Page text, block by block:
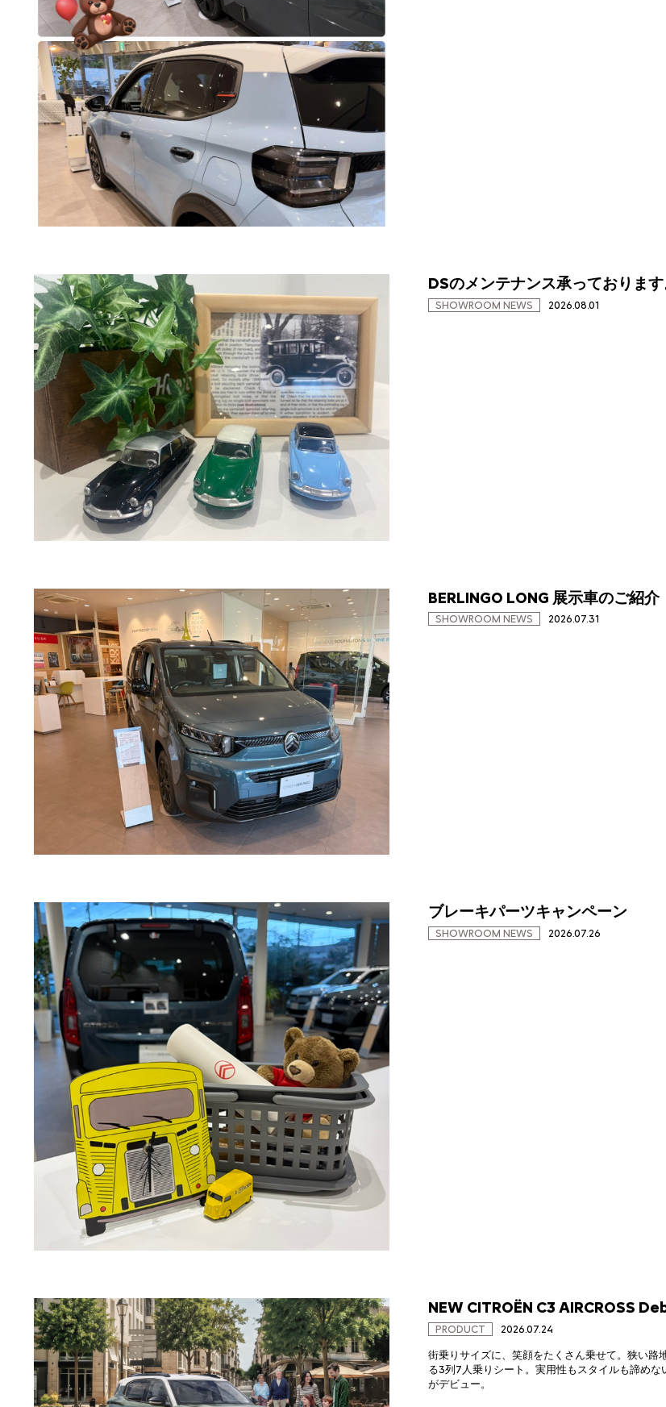
DSのメンテナンス承っております
SHOWROOM NEWS 2026.08.01
BERLINGO LONG 展示車のご紹介
SHOWROOM NEWS 2026.07.31
ブレーキパーツキャンペーン
SHOWROOM NEWS 2026.07.26
NEW CITROËN C3 AIRCROSS
PRODUCT 2026.07.24
街乗りサイズに、笑顔をたくさん乗せて。狭い
る3列7人乗りシート。実用性もスタイルも諦めな
がデビュー。